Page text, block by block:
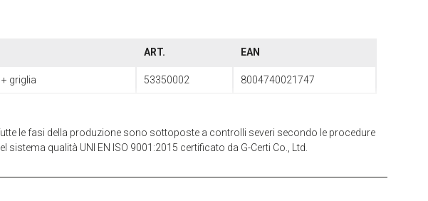
ART. EAN
griglia 53350002 8004740021747
le fasi della produzione sono sottoposte a controlli severi secondo le procedure
sistema qualità UNI EN ISO 9001:2015 certificato da G-Certi Co., Ltd.